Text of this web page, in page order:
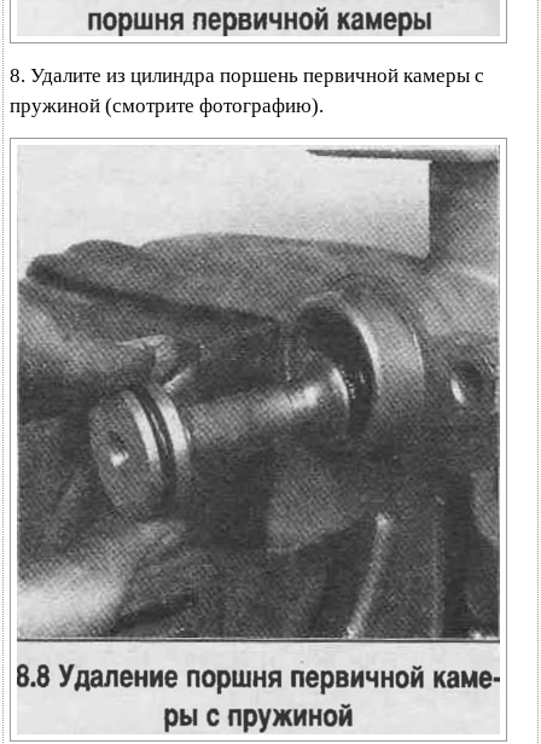
8. Удалите из цилиндра поршень первичной камеры с
пружиной (смотрите фотографию).